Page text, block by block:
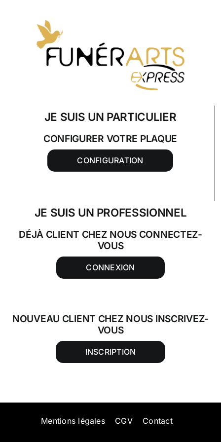
JE SUIS UN PARTICULIER
CONFIGURER VOTRE PLAQUE
CONFIGURATION
JE SUIS UN PROFESSIONNEL
DÉJÀ CLIENT CHEZ NOUS CONNECTEZ-
VOUS
CONNEXION
NOUVEAU CLIENT CHEZ NOUS INSCRIVEZ-
VOUS
INSCRIPTION
Mentions légales CGV Contact